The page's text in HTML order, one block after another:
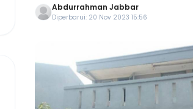
Abdurrahman Jabbar
Diperbarui: 20 Nov 2023 15:56